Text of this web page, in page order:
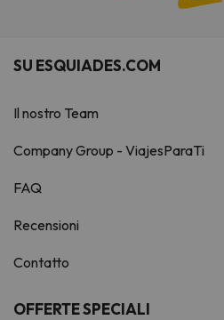
SU ESQUIADES.COM
Il nostro Team
Company Group - ViajesParaTi
FAQ
Recensioni
Contatto
OFFERTE SPECIALI